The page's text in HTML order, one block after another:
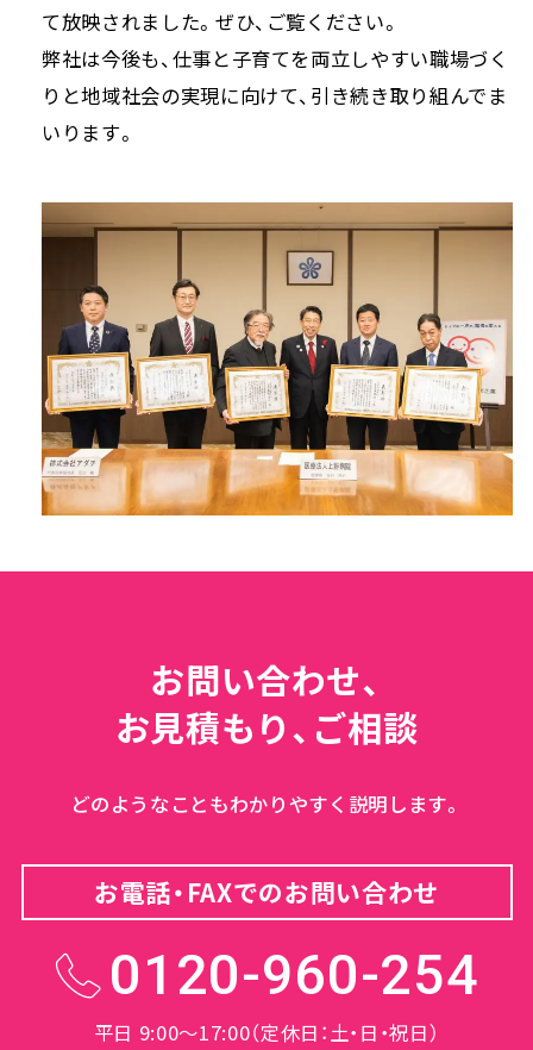
て放映されました。ぜひ、ご覧ください。
弊社は今後も、仕事と子育てを両立しやすい職場づく
りと地域社会の実現に向けて、引き続き取り組んでま
いります。
お問い合わせ、
お見積もり、ご相談
どのようなこともわかりやすく説明します。
お電話・FAXでのお問い合わせ
0120-960-254
平日 9:00～17:00（定休日：土・日・祝日）